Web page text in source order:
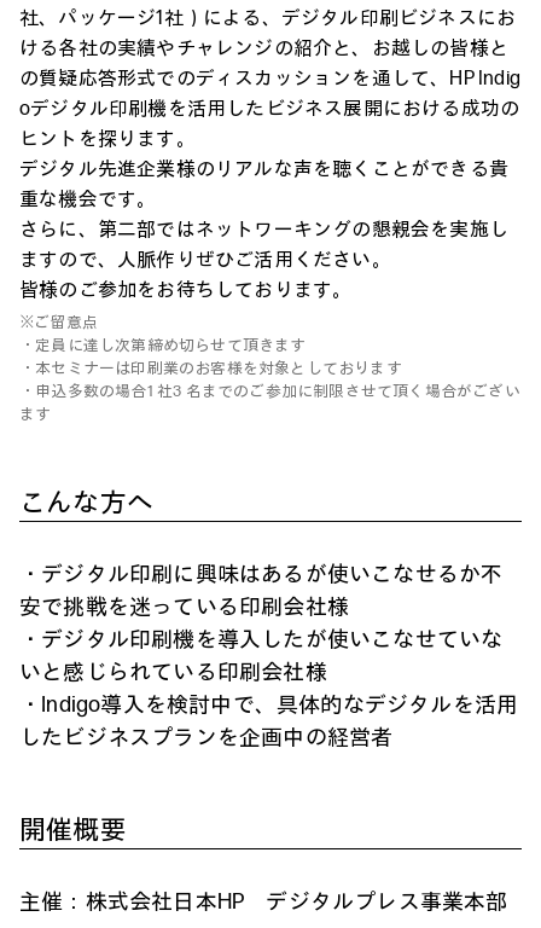
社、パッケージ1社）による、デジタル印刷ビジネスにお
ける各社の実績やチャレンジの紹介と、お越しの皆様と
の質疑応答形式でのディスカッションを通して、HP Indig
oデジタル印刷機を活用したビジネス展開における成功の
ヒントを探ります。
デジタル先進企業様のリアルな声を聴くことができる貴
重な機会です。
さらに、第二部ではネットワーキングの懇親会を実施し
ますので、人脈作りぜひご活用ください。
皆様のご参加をお待ちしております。
※ご留意点
・定員に達し次第締め切らせて頂きます
・本セミナーは印刷業のお客様を対象としております
・申込多数の場合1 社3 名までのご参加に制限させて頂く場合がござい
ます
こんな方へ
・デジタル印刷に興味はあるが使いこなせるか不
安で挑戦を迷っている印刷会社様
・デジタル印刷機を導入したが使いこなせていな
いと感じられている印刷会社様
・Indigo導入を検討中で、具体的なデジタルを活用
したビジネスプランを企画中の経営者
開催概要
主催：株式会社日本HP デジタルプレス事業本部